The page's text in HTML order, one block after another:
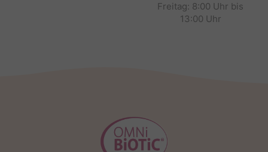
Freitag: 8:00 Uhr bis
13:00 Uhr